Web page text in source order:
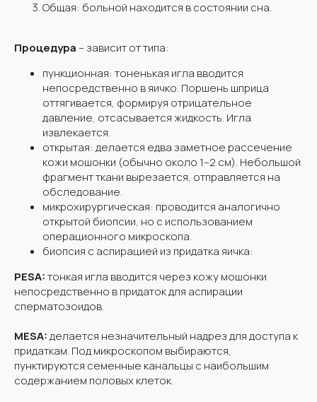
Общая: больной находится в состоянии сна.
Процедура – зависит от типа:
пункционная: тоненькая игла вводится
непосредственно в яичко. Поршень шприца
оттягивается, формируя отрицательное
давление, отсасывается жидкость. Игла
извлекается.
открытая: делается едва заметное рассечение
кожи мошонки (обычно около 1–2 см). Небольшой
фрагмент ткани вырезается, отправляется на
обследование.
микрохирургическая: проводится аналогично
открытой биопсии, но с использованием
операционного микроскопа.
биопсия с аспирацией из придатка яичка:
PESA:тонкая игла вводится через кожу мошонки
непосредственно в придаток для аспирации
сперматозоидов.
MESA:делается незначительный надрез для доступа к
придаткам. Под микроскопом выбираются,
пунктируются семенные канальцы с наибольшим
содержанием половых клеток.